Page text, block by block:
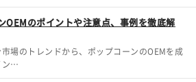
OEMのポイントや注意点、事例を徹底解
場のトレンドから、ポップコーンのOEMを成
ン…